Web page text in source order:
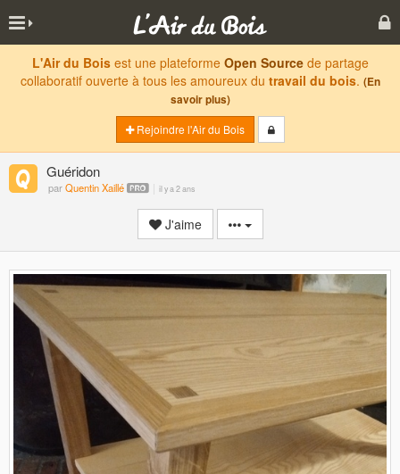
L'Air du Boisest une plateforme Open Sourcede partage
collaboratif ouverte à tous les amoureux du travail du bois. (En
savoir plus)
Rejoindre l'Air du Bois
Guéridon
parQuentin Xaillé il y a 2 ans
J'aime